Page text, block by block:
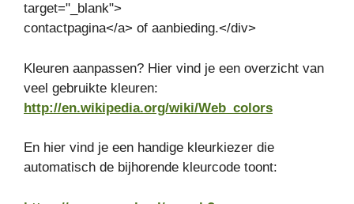
target="_blank">
contactpagina</a> of aanbieding.</div>
Kleuren aanpassen? Hier vind je een overzicht van
veel gebruikte kleuren:
http://en.wikipedia.org/wiki/Web_colors
En hier vind je een handige kleurkiezer die
automatisch de bijhorende kleurcode toont: